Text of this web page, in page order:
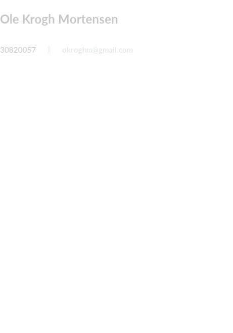
Ole Krogh Mortensen
30820057 okroghm@gmail.com